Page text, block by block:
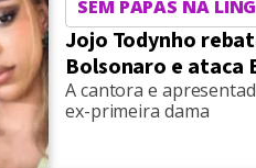
SEM PAPAS NA
Jojo Todynho
Bolsonaro e
A cantora e
ex-primeira dama